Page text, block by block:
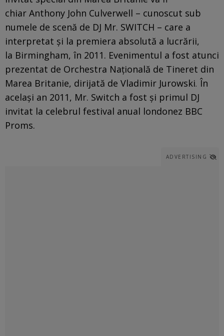
chiar Anthony John Culverwell – cunoscut sub
numele de scenă de DJ Mr. SWITCH – care a
interpretat și la premiera absolută a lucrării,
la Birmingham, în 2011. Evenimentul a fost atunci
prezentat de Orchestra Națională de Tineret din
Marea Britanie, dirijată de Vladimir Jurowski. În
același an 2011, Mr. Switch a fost și primul DJ
invitat la celebrul festival anual londonez BBC
Proms.
ADVERTISING